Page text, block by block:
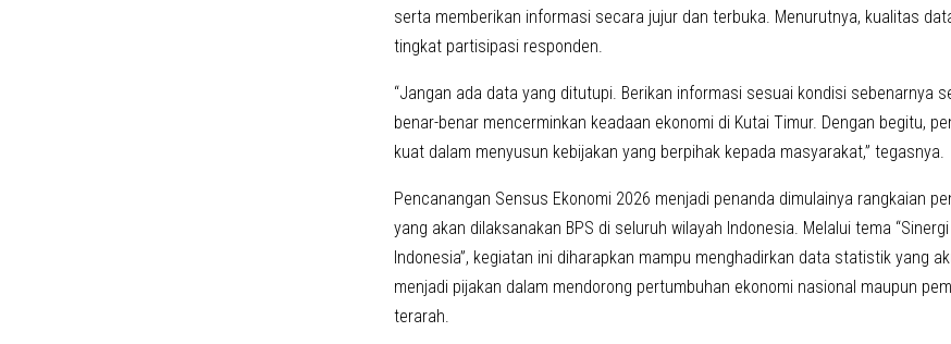
serta memberikan informasi secara jujur dan terbuka. Menurutnya, kualitas
tingkat partisipasi responden.
“Jangan ada data yang ditutupi. Berikan informasi sesuai kondisi sebenarnya
benar-benar mencerminkan keadaan ekonomi di Kutai Timur. Dengan begitu,
kuat dalam menyusun kebijakan yang berpihak kepada masyarakat,” tegasnya.
Pencanangan Sensus Ekonomi 2026 menjadi penanda dimulainya rangkaian
yang akan dilaksanakan BPS di seluruh wilayah Indonesia. Melalui tema
Indonesia”, kegiatan ini diharapkan mampu menghadirkan data statistik yang
menjadi pijakan dalam mendorong pertumbuhan ekonomi nasional maupun
terarah.